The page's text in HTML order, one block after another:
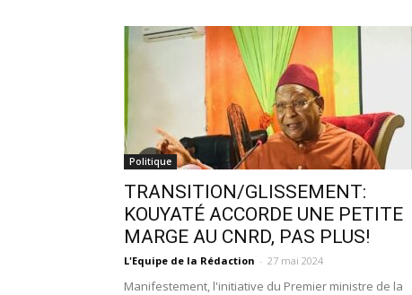
Politique
TRANSITION/GLISSEMENT:
KOUYATÉ ACCORDE UNE PETITE
MARGE AU CNRD, PAS PLUS!
L'Equipe de la Rédaction - 27 mai 2024
Manifestement, l'initiative du Premier ministre de la